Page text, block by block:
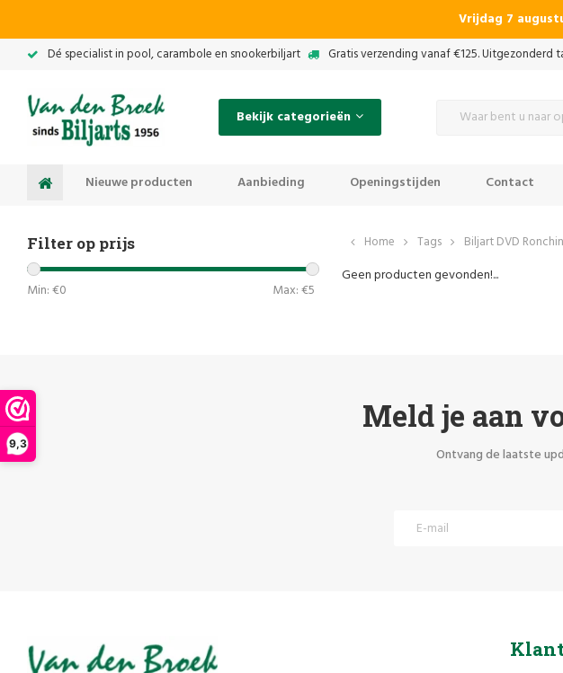
9,3
Vrijdag 7
Dé specialist in pool, carambole en snookerbiljart Gratis verzending vanaf €125. Uitgezonderd
Bekijk categorieën
Nieuwe producten Aanbieding Openingstijden Contact
Filter op prijs
Min: €0 Max: €5
Home Tags Biljart DVD
Geen producten gevonden!...
Meld je aan
Ontvang de laatste